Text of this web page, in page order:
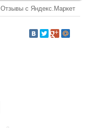
Отзывы с Яндекс.Маркет